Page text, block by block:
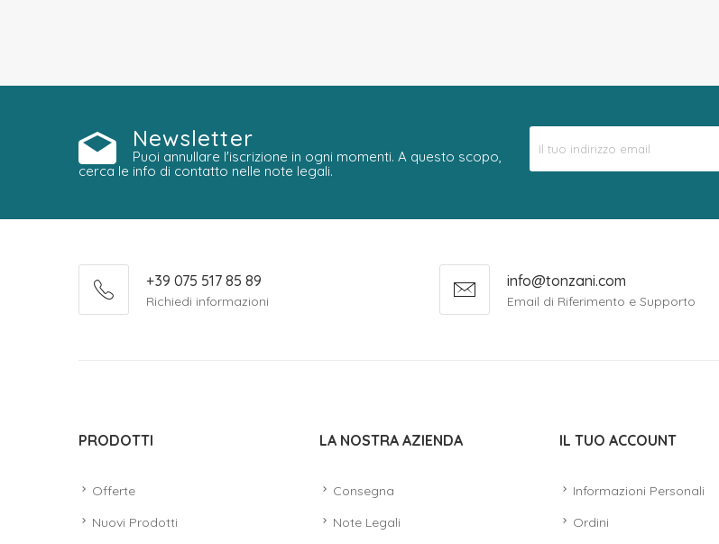
Newsletter
Puoi annullare l'iscrizione in ogni momenti. A questo scopo,
cerca le info di contatto nelle note legali.
+39 075 517 85 89
Richiedi informazioni
info@tonzani.com
Email di Riferimento e Supporto
PRODOTTI
Offerte
Nuovi Prodotti
LA NOSTRA AZIENDA
Consegna
Note Legali
IL TUO ACCOUNT
Informazioni Personali
Ordini